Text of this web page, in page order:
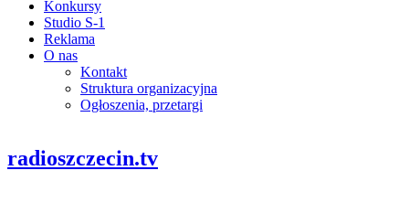
Konkursy
Studio S-1
Reklama
O nas
Kontakt
Struktura organizacyjna
Ogłoszenia, przetargi
radioszczecin.tv